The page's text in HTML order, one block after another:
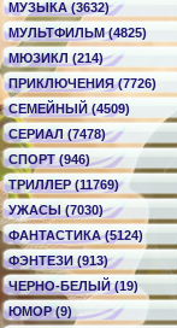
МУЗЫКА (3632)
МУЛЬТФИЛЬМ (4825)
МЮЗИКЛ (214)
ПРИКЛЮЧЕНИЯ (7726)
СЕМЕЙНЫЙ (4509)
СЕРИАЛ (7478)
СПОРТ (946)
ТРИЛЛЕР (11769)
УЖАСЫ (7030)
ФАНТАСТИКА (5124)
ФЭНТЕЗИ (913)
ЧЕРНО-БЕЛЫЙ (19)
ЮМОР (9)